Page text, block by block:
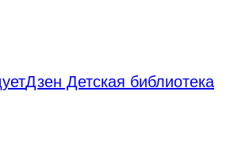
Дзен Детская библиотека